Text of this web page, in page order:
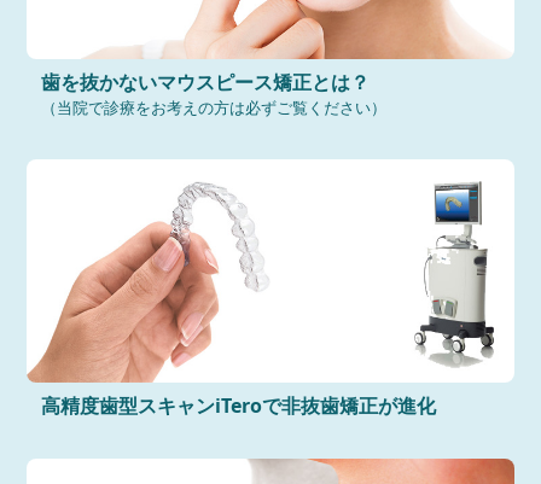
歯を抜かないマウスピース矯正とは？
（当院で診療をお考えの方は必ずご覧ください）
高精度歯型スキャンiTeroで非抜歯矯正が進化